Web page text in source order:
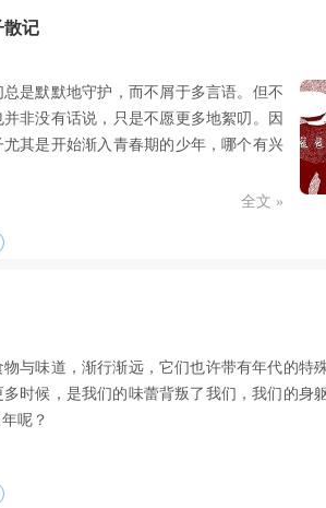
散记
是默默地守护，而不屑于多言语。但不
非没有话说，只是不愿更多地絮叨。因
其是开始渐入青春期的少年，哪个有兴
全文 »
与味道，渐行渐远，它们也许带有年代的特
时候，是我们的味蕾背叛了我们，我们的身
呢？